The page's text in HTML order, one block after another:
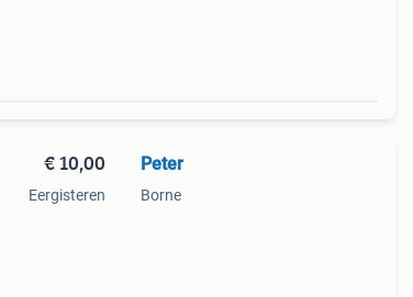
€ 10,00
Eergisteren
Peter
Borne